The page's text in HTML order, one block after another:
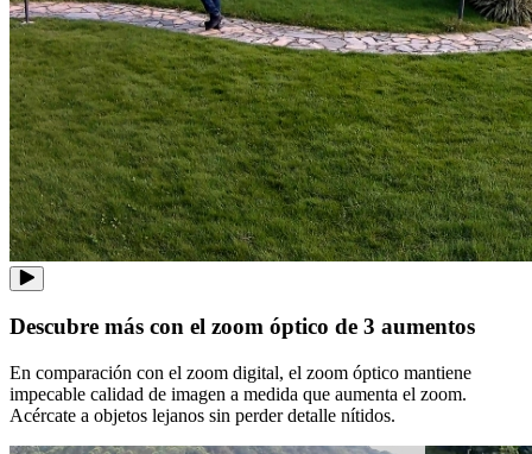
Descubre más con el zoom óptico de 3 aumentos
En comparación con el zoom digital, el zoom óptico mantiene
impecable calidad de imagen a medida que aumenta el zoom.
Acércate a objetos lejanos sin perder detalle nítidos.